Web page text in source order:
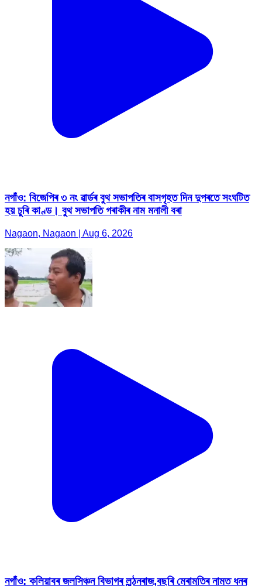
নগাঁও: বিজেপিৰ ৩ নং ৱাৰ্ডৰ বুথ সভাপতিৰ বাসগৃহত দিন দুপৰতে সংঘটিত
হয় চুৰি কাণ্ড। বুথ সভাপতি গৰাকীৰ নাম মনালী বৰা
নগাঁও: কলিয়াবৰ জলসিঞ্চন বিভাগৰ লুন্ঠনৰাজ,বছৰি মেৰামতিৰ নামত ধনৰ
অপচয় কৰাৰ অভিযোগ